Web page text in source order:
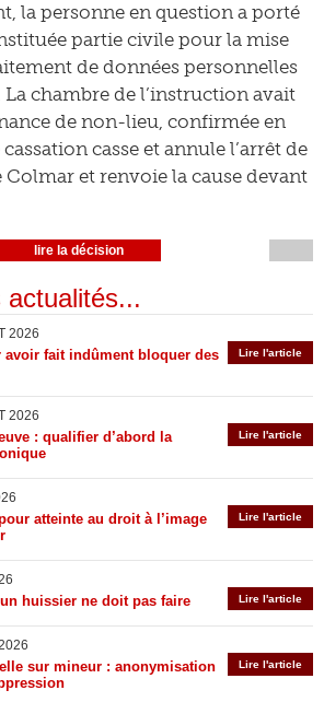
la personne en question a porté
partie civile pour la mise
de données personnelles
chambre de l’instruction avait
de non-lieu, confirmée en
casse et annule l’arrêt de
Colmar et renvoie la cause devant
lire la décision
actualités...
2026
Lire l'article
avoir fait indûment bloquer des
2026
Lire l'article
: qualifier d’abord la
Lire l'article
atteinte au droit à l’image
Lire l'article
huissier ne doit pas faire
Lire l'article
sur mineur : anonymisation